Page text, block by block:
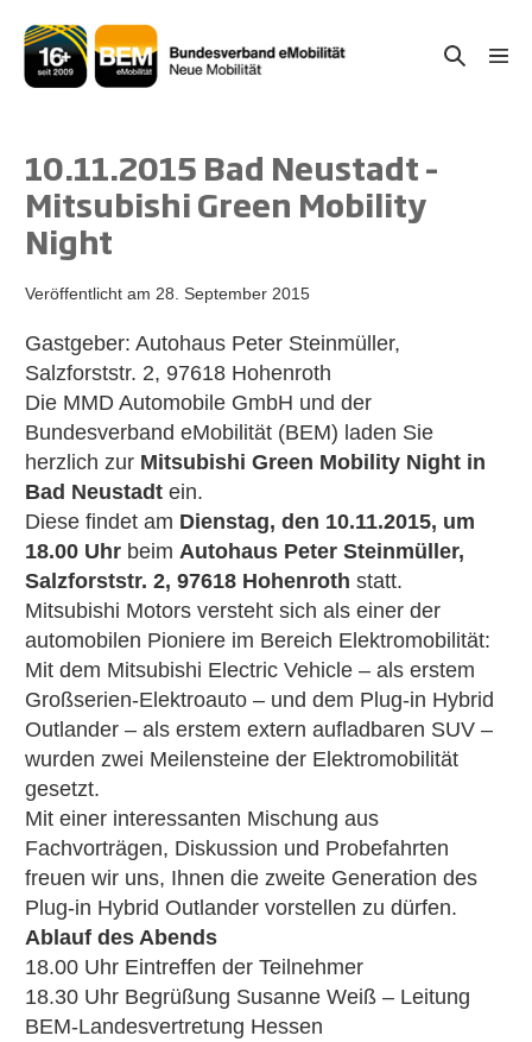
Inhalt
springen
Suche-
10.11.2015 Bad Neustadt –
Mitsubishi Green Mobility
Night
Veröffentlicht am 28. September 2015
Gastgeber: Autohaus Peter Steinmüller,
Salzforststr. 2, 97618 Hohenroth
Die MMD Automobile GmbH und der
Bundesverband eMobilität (BEM) laden Sie
herzlich zur Mitsubishi Green Mobility Night in
Bad Neustadt ein.
Diese findet am Dienstag, den 10.11.2015, um
18.00 Uhr beim Autohaus Peter Steinmüller,
Salzforststr. 2, 97618 Hohenroth statt.
Mitsubishi Motors versteht sich als einer der
automobilen Pioniere im Bereich Elektromobilität:
Mit dem Mitsubishi Electric Vehicle – als erstem
Großserien-Elektroauto – und dem Plug-in Hybrid
Outlander – als erstem extern aufladbaren SUV –
wurden zwei Meilensteine der Elektromobilität
gesetzt.
Mit einer interessanten Mischung aus
Fachvorträgen, Diskussion und Probefahrten
freuen wir uns, Ihnen die zweite Generation des
Plug-in Hybrid Outlander vorstellen zu dürfen.
Ablauf des Abends
18.00 Uhr Eintreffen der Teilnehmer
18.30 Uhr Begrüßung Susanne Weiß – Leitung
BEM-Landesvertretung Hessen